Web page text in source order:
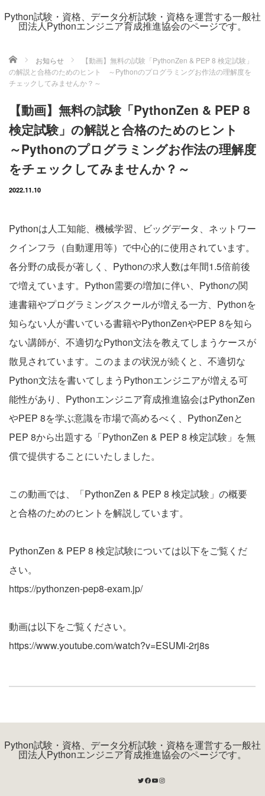
Python試験・資格、データ分析試験・資格を運営する一般社
団法人Pythonエンジニア育成推進協会のページです。
ホーム お知らせ
【動画】無料の試験「PythonZen & PEP 8 検定試験」
の解説と合格のためのヒント ～Pythonのプログラミングお作法の理解度を
チェックしてみませんか？～
【動画】無料の試験「PythonZen & PEP 8
検定試験」の解説と合格のためのヒント
～Pythonのプログラミングお作法の理解度
をチェックしてみませんか？～
2022.11.10
Pythonは人工知能、機械学習、ビッグデータ、ネットワー
クインフラ（自動運用等）で中心的に使用されています。
各分野の成長が著しく、Pythonの求人数は年間1.5倍前後
で増えています。Python需要の増加に伴い、Pythonの関
連書籍やプログラミングスクールが増える一方、Pythonを
知らない人が書いている書籍やPythonZenやPEP 8を知ら
ない講師が、不適切なPython文法を教えてしまうケースが
散見されています。このままの状況が続くと、不適切な
Python文法を書いてしまうPythonエンジニアが増える可
能性があり、Pythonエンジニア育成推進協会はPythonZen
やPEP 8を学ぶ意識を市場で高めるべく、PythonZenと
PEP 8から出題する「PythonZen & PEP 8 検定試験」を無
償で提供することにいたしました。
この動画では、「PythonZen & PEP 8 検定試験」の概要
と合格のためのヒントを解説しています。
PythonZen & PEP 8 検定試験については以下をご覧くだ
さい。
https://pythonzen-pep8-exam.jp/
動画は以下をご覧ください。
https://www.youtube.com/watch?v=ESUMi-2rj8s
Python試験・資格、データ分析試験・資格を運営する一般社
団法人Pythonエンジニア育成推進協会のページです。
Twitter
Facebook
YouTube
Instagram